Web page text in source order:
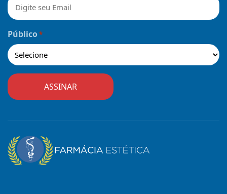
Público*